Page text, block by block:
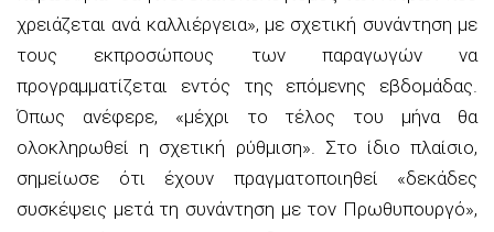
χρειάζεται ανά καλλιέργεια», με σχετική συνάντηση με
τους εκπροσώπους των παραγωγών να
προγραμματίζεται εντός της επόμενης εβδομάδας.
Όπως ανέφερε, «μέχρι το τέλος του μήνα θα
ολοκληρωθεί η σχετική ρύθμιση». Στο ίδιο πλαίσιο,
σημείωσε ότι έχουν πραγματοποιηθεί «δεκάδες
συσκέψεις μετά τη συνάντηση με τον Πρωθυπουργό»,